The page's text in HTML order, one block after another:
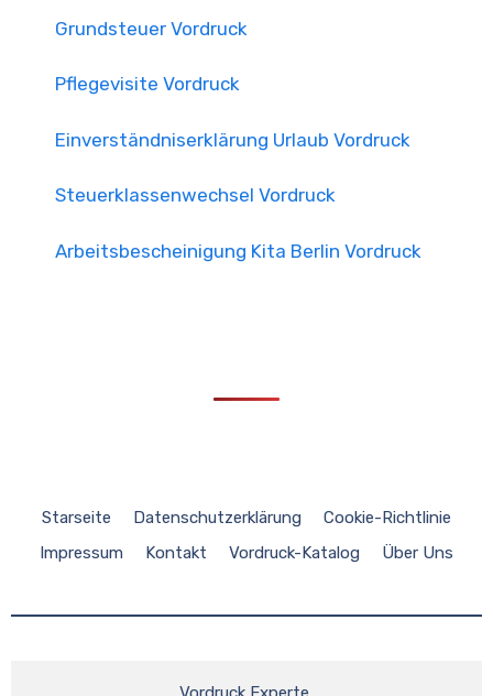
Grundsteuer Vordruck
Pflegevisite Vordruck
Einverständniserklärung Urlaub Vordruck
Steuerklassenwechsel Vordruck
Arbeitsbescheinigung Kita Berlin Vordruck
Starseite Datenschutzerklärung
Cookie-Richtlinie
Impressum
Kontakt Vordruck-Katalog Über Uns